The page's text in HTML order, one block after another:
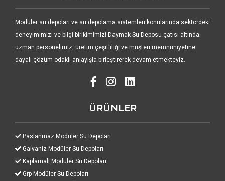
Modüler su depoları ve su depolama sistemleri konularında sektördeki
deneyimimizi ve bilgi birikimimizi Daymak Su Deposu çatısı altında;
uzman personelimiz, üretim çeşitliliği ve müşteri memnuniyetine
dayalı çözüm odaklı anlayışla birleştirerek devam etmekteyiz.
ÜRÜNLER
Paslanmaz Modüler Su Depoları
Galvaniz Modüler Su Depoları
Kaplamalı Modüler Su Depoları
Grp Modüler Su Depoları